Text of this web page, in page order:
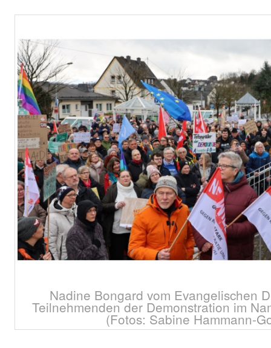
Nadine Bongard vom Evangelischen
Teilnehmenden der Demonstration im
(Fotos: Sabine Hammann-